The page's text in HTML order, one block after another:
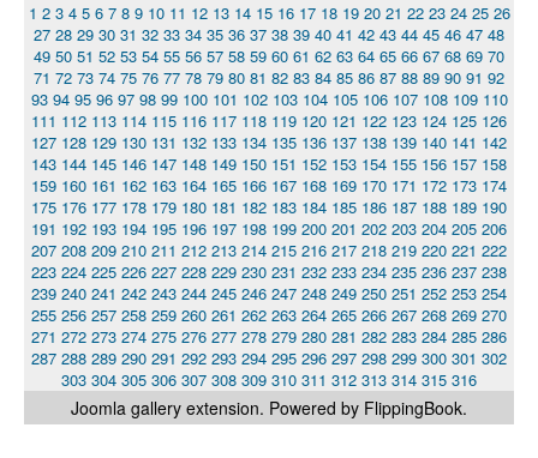
1 2 3 4 5 6 7 8 9 10 11 12 13 14 15 16 17 18 19 20 21 22 23 24 25 26
27 28 29 30 31 32 33 34 35 36 37 38 39 40 41 42 43 44 45 46 47 48
49 50 51 52 53 54 55 56 57 58 59 60 61 62 63 64 65 66 67 68 69 70
71 72 73 74 75 76 77 78 79 80 81 82 83 84 85 86 87 88 89 90 91 92
93 94 95 96 97 98 99 100 101 102 103 104 105 106 107 108 109 110
111 112 113 114 115 116 117 118 119 120 121 122 123 124 125 126
127 128 129 130 131 132 133 134 135 136 137 138 139 140 141 142
143 144 145 146 147 148 149 150 151 152 153 154 155 156 157 158
159 160 161 162 163 164 165 166 167 168 169 170 171 172 173 174
175 176 177 178 179 180 181 182 183 184 185 186 187 188 189 190
191 192 193 194 195 196 197 198 199 200 201 202 203 204 205 206
207 208 209 210 211 212 213 214 215 216 217 218 219 220 221 222
223 224 225 226 227 228 229 230 231 232 233 234 235 236 237 238
239 240 241 242 243 244 245 246 247 248 249 250 251 252 253 254
255 256 257 258 259 260 261 262 263 264 265 266 267 268 269 270
271 272 273 274 275 276 277 278 279 280 281 282 283 284 285 286
287 288 289 290 291 292 293 294 295 296 297 298 299 300 301 302
303 304 305 306 307 308 309 310 311 312 313 314 315 316
Joomla gallery extension. Powered by FlippingBook.